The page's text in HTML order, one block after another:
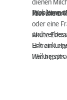
dienen
Probleme
Was kann
Fast alle
oder eine
und
Akute
Hat ein
Wie bereits